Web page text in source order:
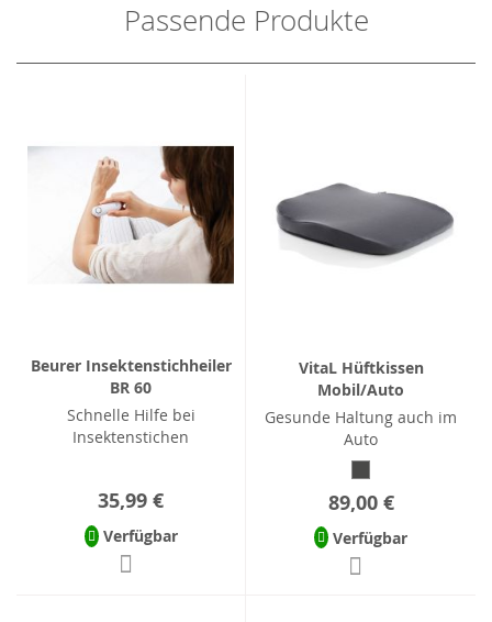
Passende Produkte
Beurer Insektenstichheiler
BR 60
Schnelle Hilfe bei
Insektenstichen
35,99 €
Verfügbar
VitaL Hüftkissen
Mobil/Auto
Gesunde Haltung auch im
Auto
89,00 €
Verfügbar